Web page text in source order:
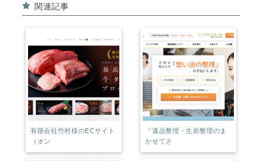
b
o
k
r
st
関連記事
有限会社竹村様のECサイト
（オン
『遺品整理・生前整理のま
かせてさ